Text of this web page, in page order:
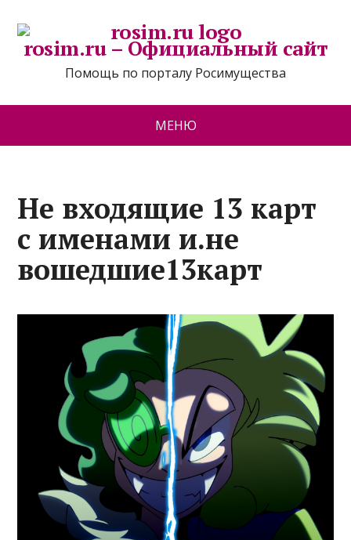
rosim.ru – Официальный сайт
Помощь по порталу Росимущества
МЕНЮ
Не входящие 13 карт
с именами и.не
вошедшие13карт